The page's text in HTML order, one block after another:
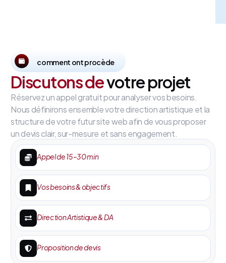
comment ont procède
Discutons devotre projet
Réservez un appel gratuit pour analyser vos besoins.
Nous définirons ensemble votre direction artistique et la
structure de votre futur site web afin de vous proposer
un devis clair, sur-mesure et sans engagement.
Appel de 15–30 min
Vos besoins & objectifs
Direction Artistique & DA
Proposition de devis